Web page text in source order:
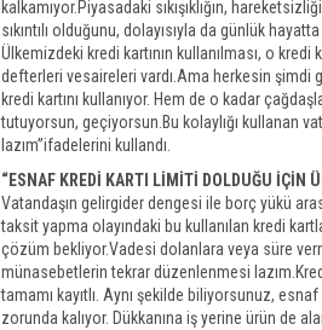
kalkamıyor.Piyasadaki sıkışıklığın,
sıkıntılı olduğunu, dolayısıyla da günlük
Ülkemizdeki kredi kartının kullanılması, o
defterleri vesaireleri vardı.Ama herkesin
kredi kartını kullanıyor. Hem de o kadar
tutuyorsun, geçiyorsun.Bu kolaylığı kullanan
lazım”ifadelerini kullandı.
“ESNAF KREDİ KARTI LİMİTİ DOLDUĞU İÇİN
Vatandaşın gelirgider dengesi ile borç yükü
taksit yapma olayındaki bu kullanılan kredi
çözüm bekliyor.Vadesi dolanlara veya süre
münasebetlerin tekrar düzenlenmesi
tamamı kayıtlı. Aynı şekilde biliyorsunuz,
zorunda kalıyor. Dükkanına iş yerine ürün de